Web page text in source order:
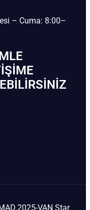
– Cuma: 8:00–
VAN Star